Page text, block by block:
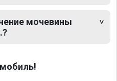
мочевины